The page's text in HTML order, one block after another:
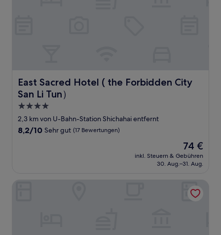
East Sacred Hotel ( the Forbidden City
San Li Tun）
East Sacred Hotel ( the Forbidden City San Li Tun）
4.0-
Sterne-
Unterkunft
2,3 km von U-Bahn-Station Shichahai entfernt
8.2
Bewertungen)
8,2/10 Sehr gut (17 Bewertungen)
Der
Preis
beträgt
74 €
inkl. Steuern & Gebühren
30. Aug.–31. Aug.